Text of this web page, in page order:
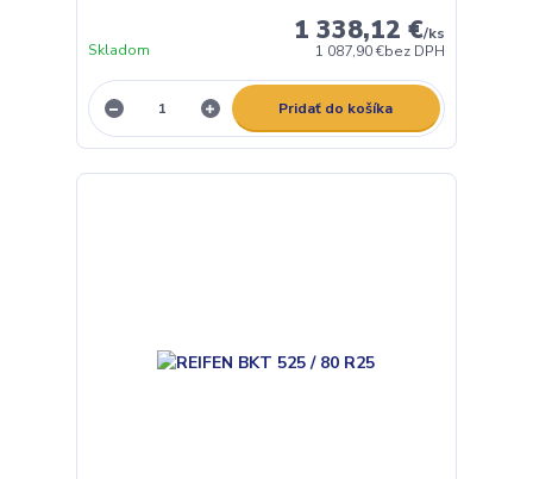
1 338,12 €/ks
1 087,90 €bez DPH
Skladom
Pridať do košíka